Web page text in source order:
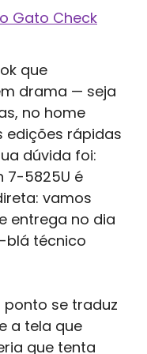
Gato Check
que
drama — seja
no home
edições rápidas
dúvida foi:
7-5825U é
vamos
entrega no dia
blá técnico
se traduz
a tela que
que tenta